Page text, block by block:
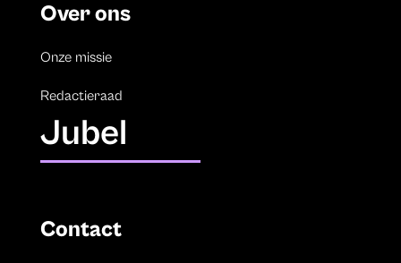
Over ons
Onze missie
Redactieraad
Jubel
Contact